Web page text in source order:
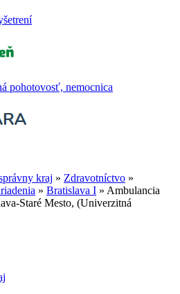
pohotovosť, nemocnica
kraj » Zdravotníctvo »
» Bratislava I » Ambulancia
Staré Mesto, (Univerzitná